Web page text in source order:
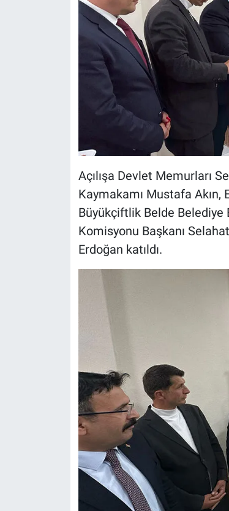
Açılışa Devlet Memurları
Kaymakamı Mustafa Akın,
Büyükçiftlik Belde Belediye
Komisyonu Başkanı
Erdoğan katıldı.